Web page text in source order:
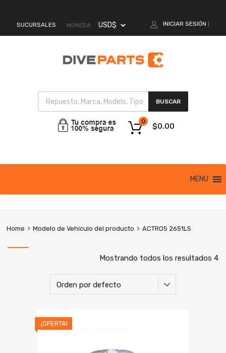
SUCURSALES MONEDA INICIAR SESIÓN
BUSCAR
$0.00
0
MENU
Home Modelo de Vehículo del producto ACTROS 2651LS
Mostrando todos los resultados 4
¡OFERTA!